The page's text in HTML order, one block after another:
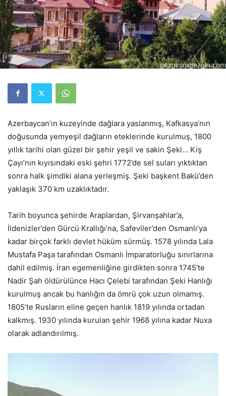
Azerbaycan’ın kuzeyinde dağlara yaslanmış, Kafkasya’nın
doğusunda yemyeşil dağların eteklerinde kurulmuş, 1800
yıllık tarihi olan güzel bir şehir yeşil ve sakin Şeki… Kiş
Çayı’nın kıyısındaki eski şehri 1772’de sel suları yıktıktan
sonra halk şimdiki alana yerleşmiş. Şeki başkent Bakü’den
yaklaşık 370 km uzaklıktadır.
Tarih boyunca şehirde Araplardan, Şirvanşahlar’a,
İldenizler’den Gürcü Krallığı’na, Safeviler’den Osmanlı’ya
kadar birçok farklı devlet hüküm sürmüş. 1578 yılında Lala
Mustafa Paşa tarafından Osmanlı İmparatorluğu sınırlarına
dahil edilmiş. İran egemenliğine girdikten sonra 1745’te
Nadir Şah öldürülünce Hacı Çelebi tarafından Şeki Hanlığı
kurulmuş ancak bu hanlığın da ömrü çok uzun olmamış.
1805’te Rusların eline geçen hanlık 1819 yılında ortadan
kalkmış. 1930 yılında kurulan şehir 1968 yılına kadar Nuxa
olarak adlandırılmış.